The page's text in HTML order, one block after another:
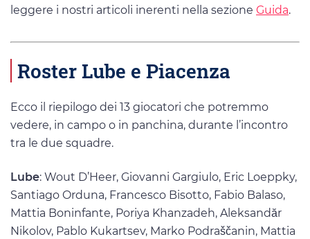
leggere i nostri articoli inerenti nella sezione Guida.
Roster Lube e Piacenza
Ecco il riepilogo dei 13 giocatori che potremmo
vedere, in campo o in panchina, durante l’incontro
tra le due squadre.
Lube: Wout D’Heer, Giovanni Gargiulo, Eric Loeppky,
Santiago Orduna, Francesco Bisotto, Fabio Balaso,
Mattia Boninfante, Poriya Khanzadeh, Aleksandăr
Nikolov, Pablo Kukartsev, Marko Podraščanin, Mattia